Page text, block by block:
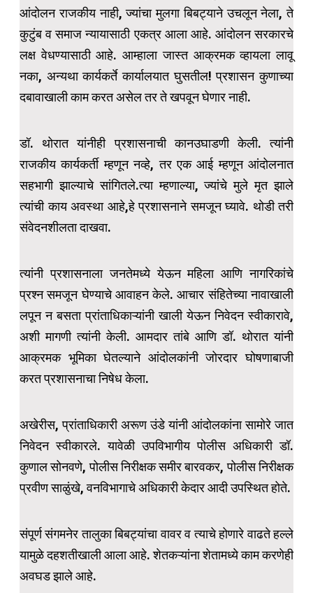
आंदोलन राजकीय नाही, ज्यांचा मुलगा बिबट्याने उचलून नेला, ते
कुटुंब व समाज न्यायासाठी एकत्र आला आहे. आंदोलन सरकारचे
लक्ष वेधण्यासाठी आहे. आम्हाला जास्त आक्रमक व्हायला लावू
नका, अन्यथा कार्यकर्ते कार्यालयात घुसतील! प्रशासन कुणाच्या
दबावाखाली काम करत असेल तर ते खपवून घेणार नाही.
डॉ. थोरात यांनीही प्रशासनाची कानउघाडणी केली. त्यांनी
राजकीय कार्यकर्ती म्हणून नव्हे, तर एक आई म्हणून आंदोलनात
सहभागी झाल्याचे सांगितले.त्या म्हणाल्या, ज्यांचे मुले मृत झाले
त्यांची काय अवस्था आहे,हे प्रशासनाने समजून घ्यावे. थोडी तरी
संवेदनशीलता दाखवा.
त्यांनी प्रशासनाला जनतेमध्ये येऊन महिला आणि नागरिकांचे
प्रश्न समजून घेण्याचे आवाहन केले. आचार संहितेच्या नावाखाली
लपून न बसता प्रांताधिकाऱ्यांनी खाली येऊन निवेदन स्वीकारावे,
अशी मागणी त्यांनी केली. आमदार तांबे आणि डॉ. थोरात यांनी
आक्रमक भूमिका घेतल्याने आंदोलकांनी जोरदार घोषणाबाजी
करत प्रशासनाचा निषेध केला.
अखेरीस, प्रांताधिकारी अरूण उंडे यांनी आंदोलकांना सामोरे जात
निवेदन स्वीकारले. यावेळी उपविभागीय पोलीस अधिकारी डॉ.
कुणाल सोनवणे, पोलीस निरीक्षक समीर बारवकर, पोलीस निरीक्षक
प्रवीण साळुंखे, वनविभागाचे अधिकारी केदार आदी उपस्थित होते.‌
संपूर्ण संगमनेर तालुका बिबट्यांचा वावर व त्याचे होणारे वाढते हल्ले
यामुळे दहशतीखाली आला आहे. शेतकऱ्यांना शेतामध्ये काम करणेही
अवघड झाले आहे.